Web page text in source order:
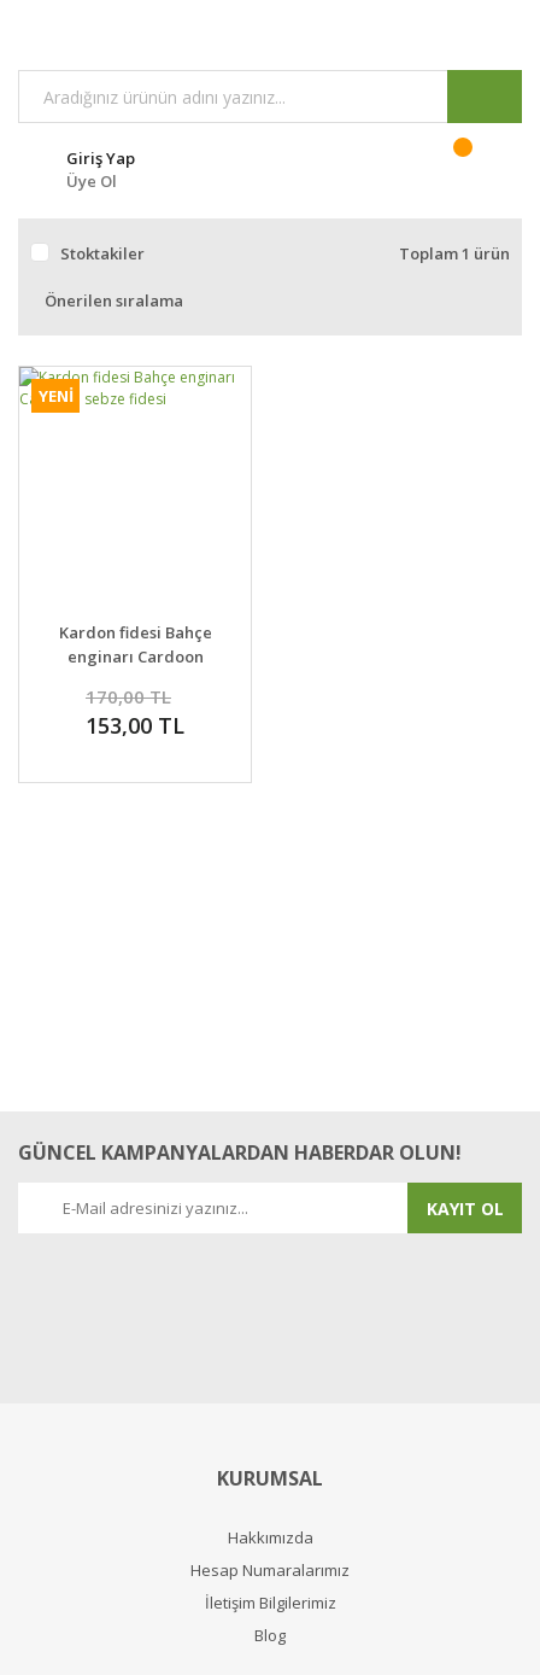
Giriş Yap
Üye Ol
Stoktakiler Toplam 1 ürün
YENİ
Kardon fidesi Bahçe
enginarı Cardoon
%10
170,00 TL
153,00 TL
GÜNCEL KAMPANYALARDAN HABERDAR OLUN!
KAYIT OL
KURUMSAL
Hakkımızda
Hesap Numaralarımız
İletişim Bilgilerimiz
Blog